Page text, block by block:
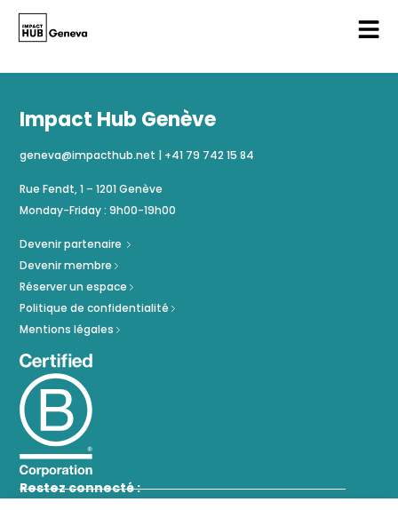
Impact Hub Genève
geneva@impacthub.net | +41 79 742 15 84
Rue Fendt, 1 – 1201 Genève
Monday-Friday : 9h00-19h00
Devenir partenaire
Devenir membre
Réserver un espace
Politique de confidentialité
Mentions légales
Restez connecté :